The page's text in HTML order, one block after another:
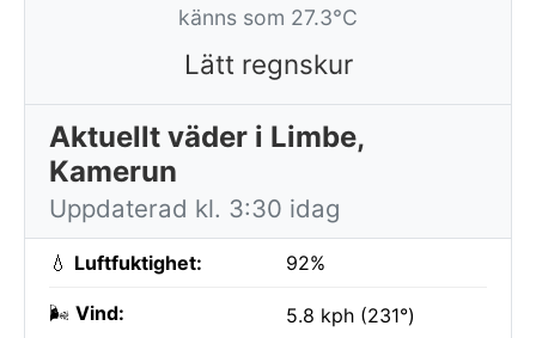
känns som 27.3°C
Lätt regnskur
Aktuellt väder i Limbe,
Kamerun
Uppdaterad kl. 3:30 idag
💧 Luftfuktighet: 92%
🌬️ Vind: 5.8 kph (231°)